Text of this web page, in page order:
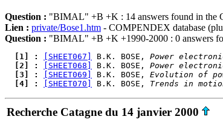
Question : "BIMAL" +B +K : 14 answers found in the
Lien : private/Bose1.htm - COMPENDEX database
Question : "BIMAL" +B +K +1990-2000 : 0 answers
  [1] :
[SHEET067] B.K. BOSE, Power
  [2] :
[SHEET068] B.K. BOSE, Power
  [3] :
[SHEET069] B.K. BOSE, Evolution of
  [4] :
[SHEET070] B.K. BOSE, Trends in
Recherche Catagne du 14 janvier 2000